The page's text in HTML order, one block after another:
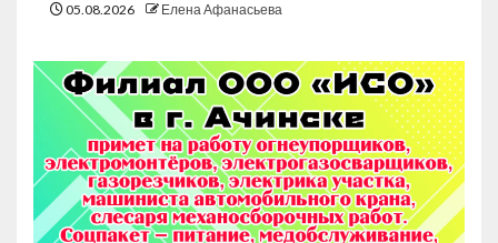
05.08.2026 Елена Афанасьева